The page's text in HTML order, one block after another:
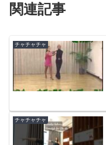
関連記事
チャチャチャ
チャチャチャ